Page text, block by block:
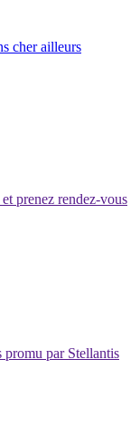
cher ailleurs
prenez rendez-vous
promu par Stellantis